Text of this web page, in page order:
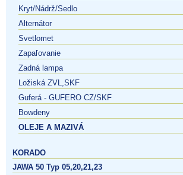
Kryt/Nádrž/Sedlo
Alternátor
Svetlomet
Zapaľovanie
Zadná lampa
Ložiská ZVL,SKF
Guferá - GUFERO CZ/SKF
Bowdeny
OLEJE A MAZIVÁ
KORADO
JAWA 50 Typ 05,20,21,23